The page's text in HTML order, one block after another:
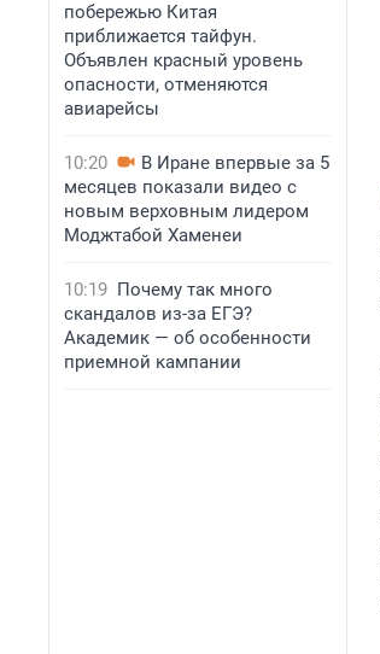
побережью Китая
приближается тайфун.
Объявлен красный уровень
опасности, отменяются
авиарейсы
10:20
В Иране впервые за 5
месяцев показали видео с
новым верховным лидером
Моджтабой Хаменеи
10:19 Почему так много
скандалов из-за ЕГЭ?
Академик — об особенности
приемной кампании